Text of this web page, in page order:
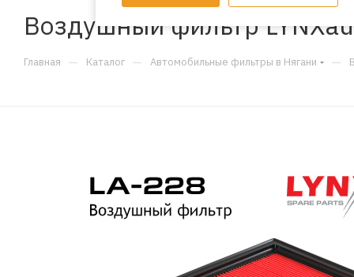
Воздушный фильтр
Главная — Каталог — Автомобильные фильтры в Нягани —